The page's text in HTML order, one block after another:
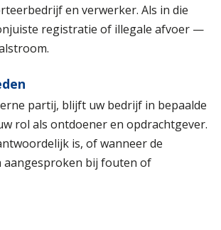
en verwerker. Als in die
registratie of illegale afvoer —
partij, blijft uw bedrijf in bepaalde
rol als ontdoener en opdrachtgever.
is, of wanneer de
aangesproken bij fouten of